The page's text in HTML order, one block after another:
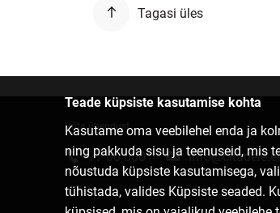
Tagasi üles
Teade küpsiste kasutamise kohta
Kasutame oma veebilehel enda ja
ning pakkuda sisu ja teenuseid, mis
nõustuda küpsiste kasutamisega,
tühistada, valides Küpsiste seaded.
Võta ühendust
77 00 000